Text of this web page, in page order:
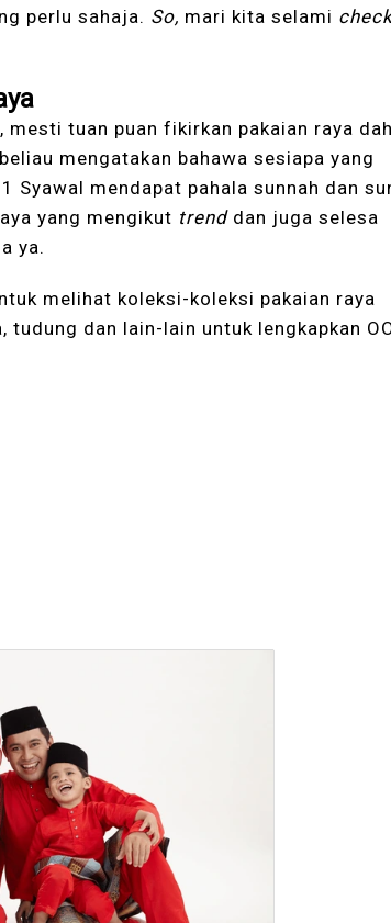
perlu sahaja. So, mari kita selami
tuan puan fikirkan pakaian raya
mengatakan bahawa sesiapa yang
Syawal mendapat pahala sunnah dan
yang mengikut trend dan juga selesa
ya.
melihat koleksi-koleksi pakaian raya
dan lain-lain untuk lengkapkan